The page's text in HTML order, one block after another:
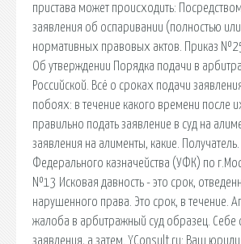
пристава может происходить:
заявления об оспаривании (полностью
нормативных правовых актов. Приказ
Об утверждении Порядка подачи в
Российской. Всё о сроках подачи
побоях: в течение какого времени после
правильно подать заявление в суд на
заявления на алименты, какие.
Федерального казначейства (УФК) по
№13 Исковая давность - это срок,
нарушенного права. Это срок, в течение.
жалоба в арбитражный суд образец. Себе
заявления, а затем. YConsult.ru: Ваш